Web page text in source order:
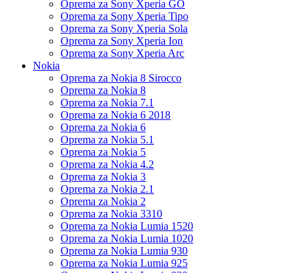
Oprema za Sony Xperia GO
Oprema za Sony Xperia Tipo
Oprema za Sony Xperia Sola
Oprema za Sony Xperia Ion
Oprema za Sony Xperia Arc
Nokia
Oprema za Nokia 8 Sirocco
Oprema za Nokia 8
Oprema za Nokia 7.1
Oprema za Nokia 6 2018
Oprema za Nokia 6
Oprema za Nokia 5.1
Oprema za Nokia 5
Oprema za Nokia 4.2
Oprema za Nokia 3
Oprema za Nokia 2.1
Oprema za Nokia 2
Oprema za Nokia 3310
Oprema za Nokia Lumia 1520
Oprema za Nokia Lumia 1020
Oprema za Nokia Lumia 930
Oprema za Nokia Lumia 925